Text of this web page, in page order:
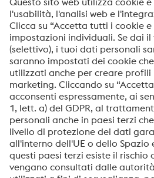
L’acciaio K888 è uno dei
Böhler. È noto per la sua
durezza, tenacità e resistenza
particolarmente efficace in
forgiatura ad alte prestazioni.
Gli acciai della Serie K, e in
rappresentano una soluzione
moderne di produzione, offrendo
una maggiore durata degli
tradizionali.